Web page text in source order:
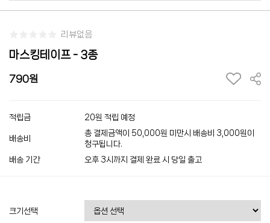
리뷰없음
마스킹테이프 - 3종
790
적립금 20원 적립 예정
배송비
총 결제금액이 50,000원 미만시 배송비 3,000원이
청구됩니다.
배송 기간
오후 3시까지 결제 완료 시 당일 출고
크기선택